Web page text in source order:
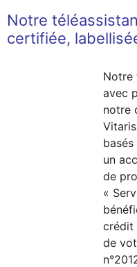
Notre
certifiée,
Notre
avec
notre
un
de
«
crédit
de